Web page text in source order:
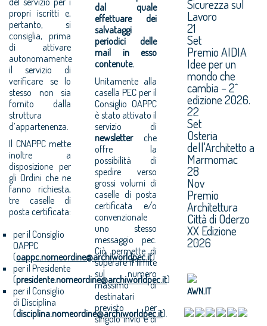
propri iscritti e,
pertanto, si
consiglia, prima
di attivare
autonomamente
il servizio di
verificare se lo
stesso non sia
fornito dalla
struttura
d’appartenenza.
Il CNAPPC mette
inoltre a
disposizione per
gli Ordini che ne
fanno richiesta,
tre caselle di
posta certificata:
per il Consiglio
OAPPC
(oappc.nomeordine@archiworldpec.it)
per il Presidente
(presidente.nomeordine@archiworldpec.it)
per il Consiglio
di Disciplina
(disciplina.nomeordine@archiworldpec.it).
dal quale
effettuare dei
salvataggi
periodici delle
mail in esso
contenute.
Unitamente alla
casella PEC per il
Consiglio OAPPC
è stato attivato il
servizio di
newsletterche
offre la
possibilità di
spedire verso
grossi volumi di
caselle di posta
certificata e/o
convenzionale
uno stesso
messaggio pec.
Ciò permette di
superare il limite
sul numero
massimo di
destinatari
previsto per
singolo invio e di
Sicurezza sul
Lavoro
21
Set
Premio AIDIA
Idee per un
mondo che
cambia – 2^
edizione 2026.
22
Set
Osteria
dell'Architetto a
Marmomac
28
Nov
Premio
Architettura
Città di Oderzo
XX Edizione
2026
AWN.IT